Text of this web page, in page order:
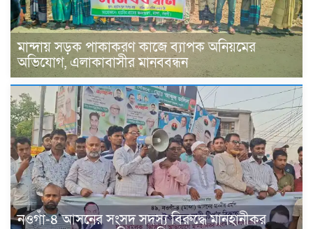
মান্দায় সড়ক পাকাকরণ কাজে ব্যাপক অনিয়মের
অভিযোগ, এলাকাবাসীর মানববন্ধন
নওগাঁ-৪ আসনের সংসদ সদস্য বিরুদ্ধে মানহানীকর